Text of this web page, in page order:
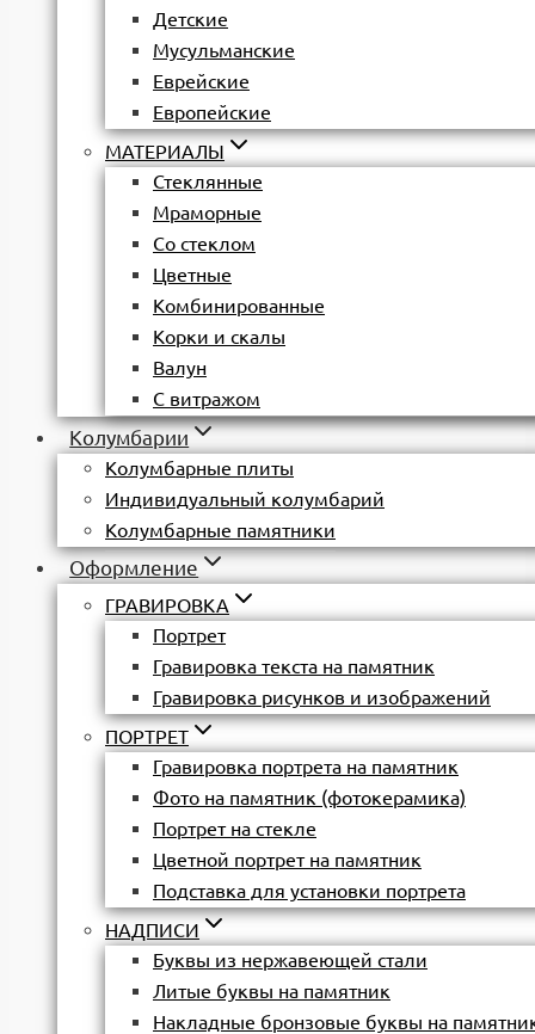
Детские
Мусульманские
Еврейские
Европейские
МАТЕРИАЛЫ
Стеклянные
Мраморные
Со стеклом
Цветные
Комбинированные
Корки и скалы
Валун
С витражом
Колумбарии
Колумбарные плиты
Индивидуальный колумбарий
Колумбарные памятники
Оформление
ГРАВИРОВКА
Портрет
Гравировка текста на памятник
Гравировка рисунков и изображений
ПОРТРЕТ
Гравировка портрета на памятник
Фото на памятник (фотокерамика)
Портрет на стекле
Цветной портрет на памятник
Подставка для установки портрета
НАДПИСИ
Буквы из нержавеющей стали
Литые буквы на памятник
Накладные бронзовые буквы на